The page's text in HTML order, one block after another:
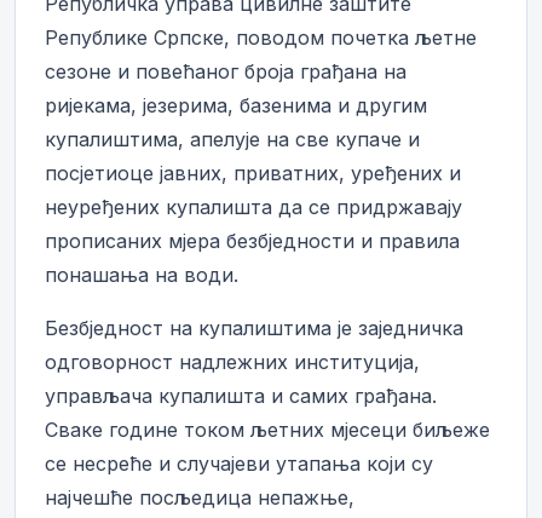
Републике Српске, поводом почетка љетне
сезоне и повећаног броја грађана на
ријекама, језерима, базенима и другим
купалиштима, апелује на све купаче и
посјетиоце јавних, приватних, уређених и
неуређених купалишта да се придржавају
прописаних мјера безбједности и правила
понашања на води.
Безбједност на купалиштима је заједничка
одговорност надлежних институција,
управљача купалишта и самих грађана.
Сваке године током љетних мјесеци биљеже
се несреће и случајеви утапања који су
најчешће посљедица непажње,